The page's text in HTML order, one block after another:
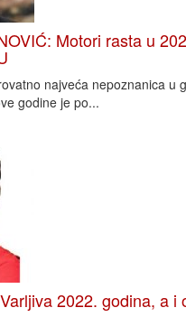
Motori rasta u
najveća nepoznanica u
godine je po...
2022. godina, a i